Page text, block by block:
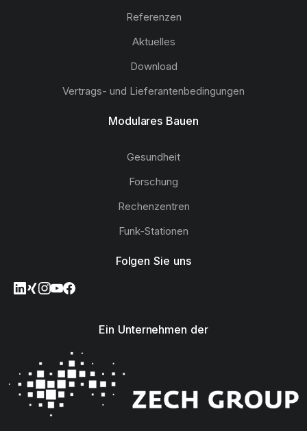
Referenzen
Aktuelles
Download
Vertrags- und Lieferantenbedingungen
Modulares Bauen
Gesundheit
Forschung
Rechenzentren
Funk-Stationen
Folgen Sie uns
Ein Unternehmen der